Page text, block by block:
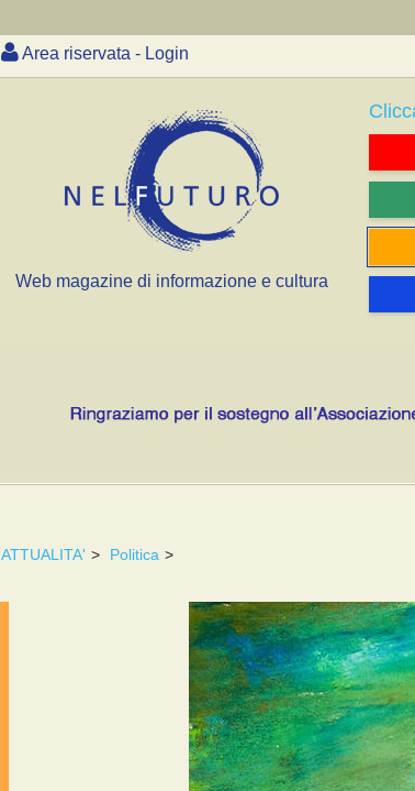
Area riservata - Login
Web magazine di informazione e cultura
ATTUALITA' > Politica >